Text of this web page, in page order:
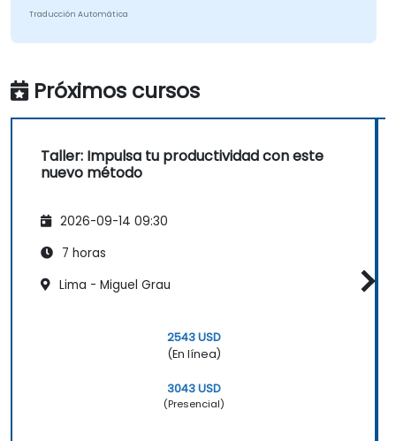
Traducción Automática
Próximos cursos
Taller: Impulsa tu productividad con este
nuevo método
2026-09-14 09:30
7 horas
Lima - Miguel Grau
2543 USD
(En línea)
3043 USD
(Presencial)